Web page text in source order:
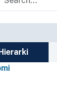
Hierarki